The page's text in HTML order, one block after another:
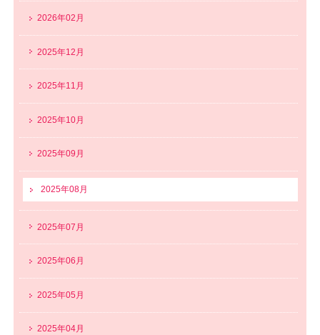
2026年02月
2025年12月
2025年11月
2025年10月
2025年09月
2025年08月
2025年07月
2025年06月
2025年05月
2025年04月